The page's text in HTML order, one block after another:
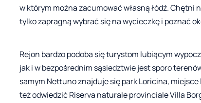
w którym można zacumować własną łódź. Chętni
tylko zapragną wybrać się na wycieczkę i poznać
Rejon bardzo podoba się turystom lubiącym
jak i w bezpośrednim sąsiedztwie jest sporo
samym Nettuno znajduje się park Loricina,
też odwiedzić Riserva naturale provinciale Villa